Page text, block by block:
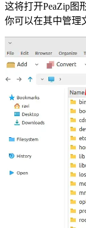
这将打开PeaZip图
你可以在其中管理